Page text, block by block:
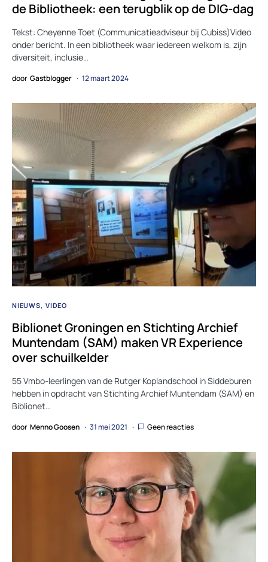
de Bibliotheek: een terugblik op de DIG-dag
Tekst: Cheyenne Toet (Communicatieadviseur bij Cubiss)Video
onder bericht. In een bibliotheek waar iedereen welkom is, zijn
diversiteit, inclusie…
door Gastblogger 12 maart 2024
NIEUWS VIDEO
Biblionet Groningen en Stichting Archief
Muntendam (SAM) maken VR Experience
over schuilkelder
55 Vmbo-leerlingen van de Rutger Koplandschool in Siddeburen
hebben in opdracht van Stichting Archief Muntendam (SAM) en
Biblionet…
door Menno Goosen 31 mei 2021 Geen reacties